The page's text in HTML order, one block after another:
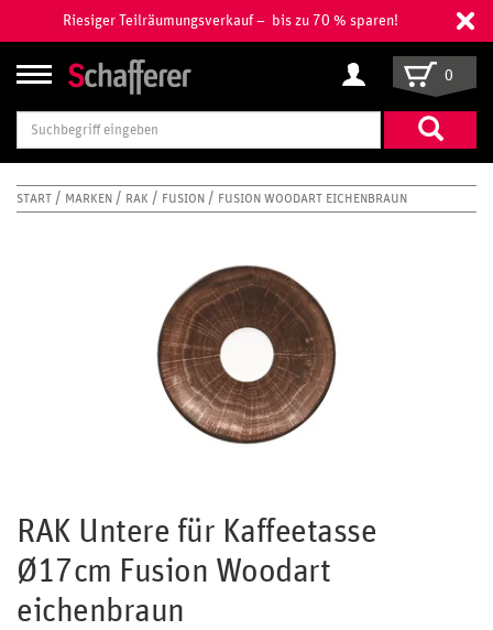
Riesiger Teilräumungsverkauf – bis zu 70 % sparen!
Suchbegriff
eingeben
0
START MARKEN RAK FUSION FUSION WOODART EICHENBRAUN
RAK Untere für Kaffeetasse
Ø17cm Fusion Woodart
eichenbraun